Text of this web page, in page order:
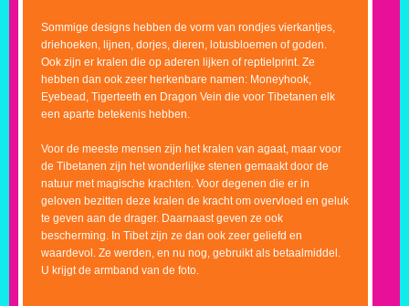
Sommige designs hebben de vorm van rondjes vierkantjes,
driehoeken, lijnen, dorjes, dieren, lotusbloemen of goden.
Ook zijn er kralen die op aderen lijken of reptielprint. Ze
hebben dan ook zeer herkenbare namen: Moneyhook,
Eyebead, Tigerteeth en Dragon Vein die voor Tibetanen elk
een aparte betekenis hebben.
Voor de meeste mensen zijn het kralen van agaat, maar voor
de Tibetanen zijn het wonderlijke stenen gemaakt door de
natuur met magische krachten. Voor degenen die er in
geloven bezitten deze kralen de kracht om overvloed en geluk
te geven aan de drager. Daarnaast geven ze ook
bescherming. In Tibet zijn ze dan ook zeer geliefd en
waardevol. Ze werden, en nu nog, gebruikt als betaalmiddel.
U krijgt de armband van de foto.